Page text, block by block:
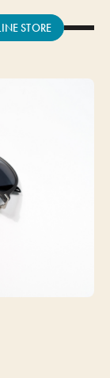
STORE